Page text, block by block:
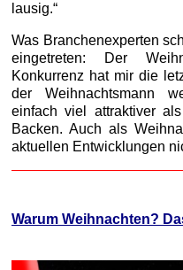
lausig.“
Was Branchenexperten
eingetreten: Der
Konkurrenz hat mir die
der Weihnachtsmann
einfach viel attraktiver
Backen. Auch als
aktuellen Entwicklungen
Warum Weihnachten?